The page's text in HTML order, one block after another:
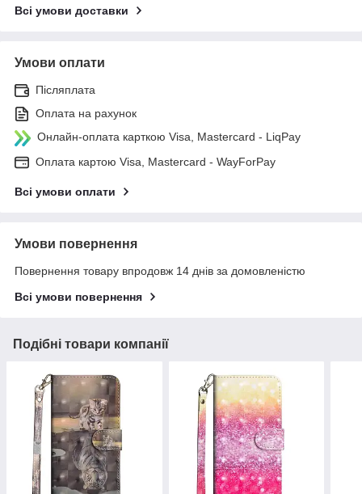
Всі умови доставки
Умови оплати
Післяплата
Оплата на рахунок
Онлайн-оплата карткою Visa, Mastercard - LiqPay
Оплата картою Visa, Mastercard - WayForPay
Всі умови оплати
Умови повернення
Повернення товару впродовж 14 днів за домовленістю
Всі умови повернення
Подібні товари компанії